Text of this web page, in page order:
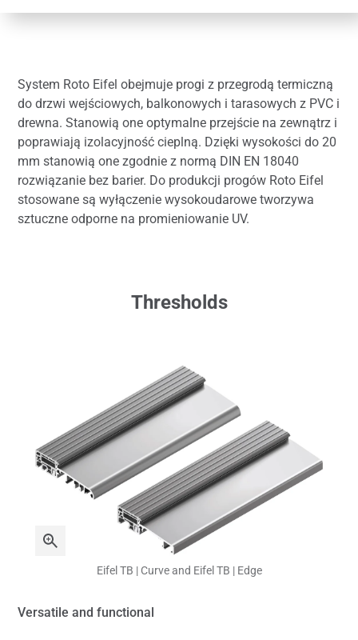
System Roto Eifel obejmuje progi z przegrodą termiczną
do drzwi wejściowych, balkonowych i tarasowych z PVC i
drewna. Stanowią one optymalne przejście na zewnątrz i
poprawiają izolacyjność cieplną. Dzięki wysokości do 20
mm stanowią one zgodnie z normą DIN EN 18040
rozwiązanie bez barier. Do produkcji progów Roto Eifel
stosowane są wyłączenie wysokoudarowe tworzywa
sztuczne odporne na promieniowanie UV.
Thresholds
Eifel TB | Curve and Eifel TB | Edge
Versatile and functional